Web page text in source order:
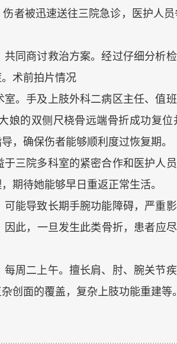
者被迅速送往三院急诊，医护人
同商讨救治方案。经过仔细分析
术前拍片情况
。手及上肢外科二病区主任、值
娘的双侧尺桡骨远端骨折成功复
，确保伤者能够顺利度过恢复期。
三院多科室的紧密合作和医护人
期待她能够早日重返正常生活。
能导致长期手腕功能障碍，严重
此，一旦发生此类骨折，患者应
周二上午。擅长肩、肘、腕关节
创面的覆盖，复杂上肢功能重建等。